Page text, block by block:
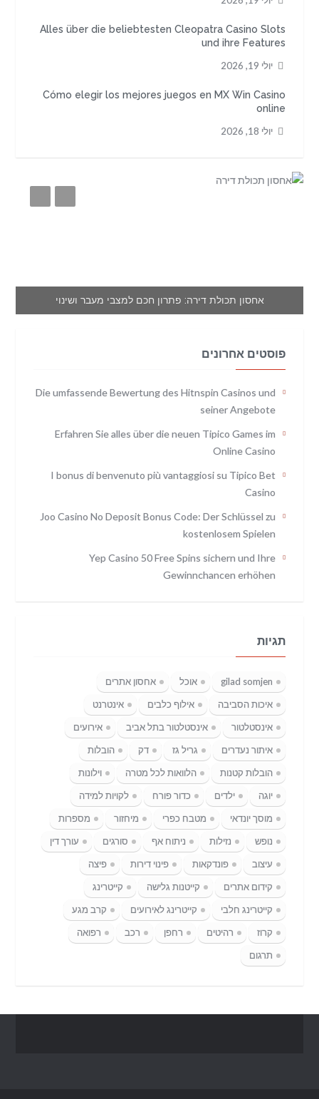
Alles über die beliebtesten Cleopatra Casino Slots
und ihre Features
יולי 19, 2026
Cómo elegir los mejores juegos en MX Win Casino
online
יולי 18, 2026
אחסון תכולת דירה: פתרון חכם למצבי מעבר ושינוי
פוסטים אחרונים
Die umfassende Bewertung des Hitnspin Casinos und
seiner Angebote
Erfahren Sie alles über die neuen Tipico Games im
Online Casino
I bonus di benvenuto più vantaggiosi su Tipico Bet
Casino
Joo Casino No Deposit Bonus Code: Der Schlüssel zu
kostenlosem Spielen
Yep Casino 50 Free Spins sichern und Ihre
Gewinnchancen erhöhen
תגיות
gilad somjen אוכל
אחסון אתרים
איכות הסביבה
אילוף כלבים
אינטרנט
אינסטלטור
אינסטלטור בתל אביב
אירועים
איתור נעדרים
גריל גז דק
הובלות
הובלות קטנות
הלוואות לכל מטרה
וילונות
יוגה
ילדים כדור פורח
לקויות למידה
מוסך יונדאי
מטבח כפרי מיחזור
מספרות
נופש
נזילות ניתוח אף סורגים
עורך דין
עיצוב
פונדקאות פינוי דירות
פיצה
קידום אתרים
קייטנות גלישה
קייטרינג
קייטרינג חלבי
קייטרינג לאירועים
קרב מגע
קרוז
רהיטים רחפן רכב
רפואה
תרגום